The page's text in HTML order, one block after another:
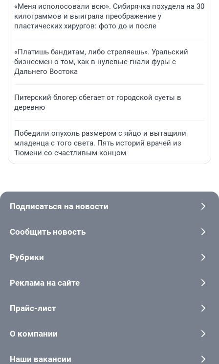
«Меня исполосовали всю». Сибирячка похудела на 30
килограммов и выиграла преображение у
пластических хирургов: фото до и после
«Платишь бандитам, либо стреляешь». Уральский
бизнесмен о том, как в нулевые гнали фуры с
Дальнего Востока
Питерский блогер сбегает от городской суеты в
деревню
Победили опухоль размером с яйцо и вытащили
младенца с того света. Пять историй врачей из
Тюмени со счастливым концом
Подписаться на новости
Сообщить новость
Рубрики
Реклама на сайте
Прайс-лист
О компании
Наши вакансии